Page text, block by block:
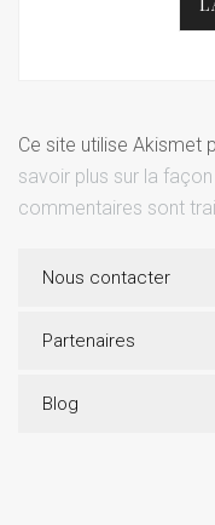
Ce site utilise Akismet
savoir plus sur la
commentaires sont
Nous contacter
Partenaires
Blog